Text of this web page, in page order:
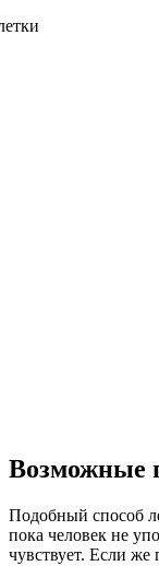
Возможные
Подобный способ
пока человек не
чувствует. Если